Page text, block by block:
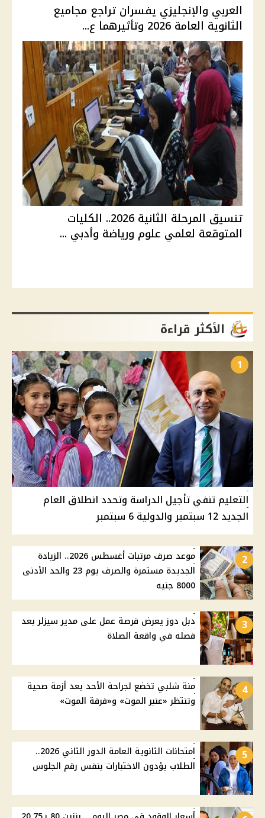
العربي والإنجليزي يفسران تراجع مجاميع
الثانوية العامة 2026 وتأثيرهما ع...
تنسيق المرحلة الثانية 2026.. الكليات
المتوقعة لعلمي علوم ورياضة وأدبي ...
الأكثر قراءة
1
التعليم تنفي تأجيل الدراسة وتحدد انطلاق العام
الجديد 12 سبتمبر والدولية 6 سبتمبر
2
موعد صرف مرتبات أغسطس 2026.. الزيادة
الجديدة مستمرة والصرف يوم 23 والحد الأدنى
8000 جنيه
3
دبل دوز يعرض فرصة عمل على مدير سيزلر بعد
فصله في واقعة الصلاة
4
منة شلبي تخضع لجراحة الأحد بعد أزمة صحية
وتنتظر «عنبر الموت» و«فرقة الموت»
5
امتحانات الثانوية العامة الدور الثاني 2026..
الطلاب يؤدون الاختبارات بنفس رقم الجلوس